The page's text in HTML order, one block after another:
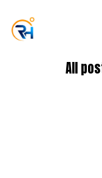
All